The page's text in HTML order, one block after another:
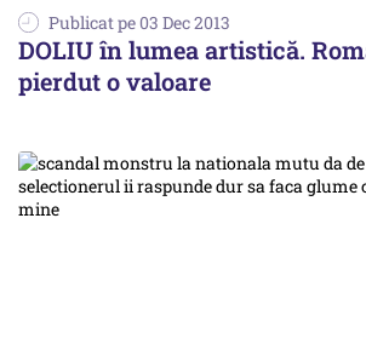
Publicat pe 03 Dec 2013
DOLIU în lumea artistică.
pierdut o valoare